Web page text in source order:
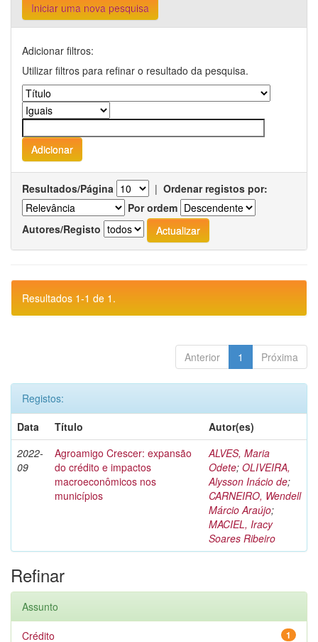
Iniciar uma nova pesquisa
Adicionar filtros:
Utilizar filtros para refinar o resultado da pesquisa.
Resultados/Página | Ordenar registos por:
Por ordem
Autores/Registo
Resultados 1-1 de 1.
Anterior 1 Próxima
Registos:
Data
Título
Autor(es)
2022-
09
Agroamigo Crescer: expansão
do crédito e impactos
macroeconômicos nos
municípios
ALVES, Maria
Odete; OLIVEIRA,
Alysson Inácio de;
CARNEIRO, Wendell
Márcio Araújo;
MACIEL, Iracy
Soares Ribeiro
Refinar
Assunto
1
Crédito